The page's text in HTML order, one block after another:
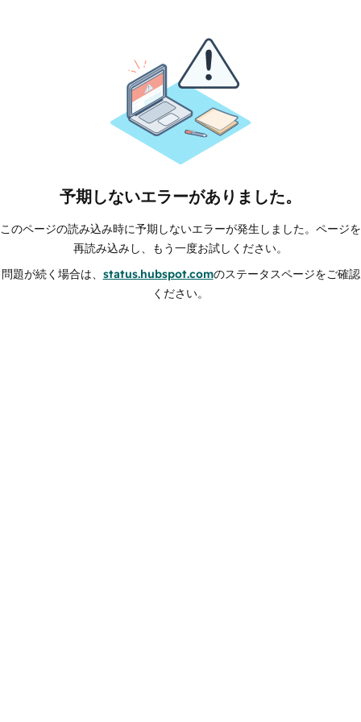
予期しないエラーがありました。
このページの読み込み時に予期しないエラーが発生しました。ページを
再読み込みし、もう一度お試しください。
問題が続く場合は、 status.hubspot.comのステータスページをご確認
ください。